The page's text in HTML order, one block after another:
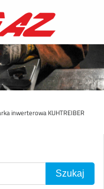
inwerterowa KUHTREIBER